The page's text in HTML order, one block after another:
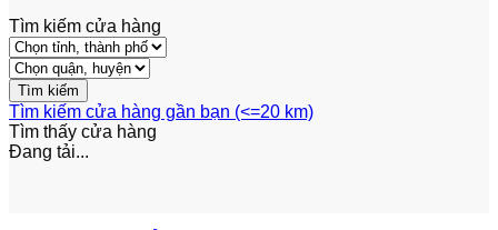
Tìm kiếm cửa hàng
Tìm kiếm cửa hàng gần bạn (<=20 km)
Tìm thấy cửa hàng
Đang tải...